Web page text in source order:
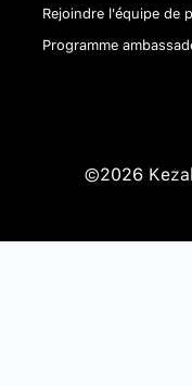
Rejoindre l'équipe de
Programme
©2026